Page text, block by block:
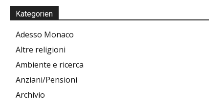
Kategorien
Adesso Monaco
Altre religioni
Ambiente e ricerca
Anziani/Pensioni
Archivio